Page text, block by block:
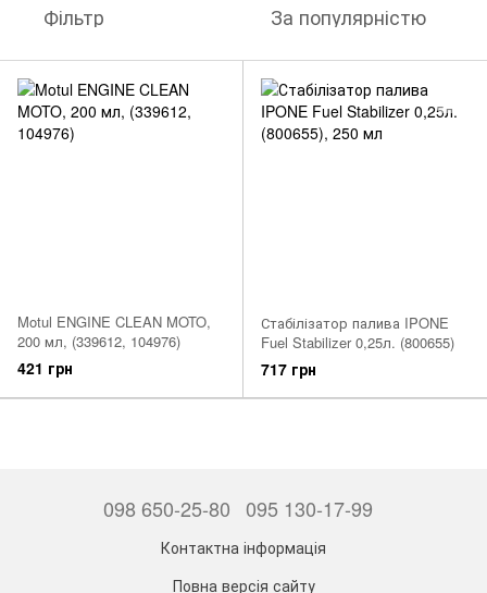
Фільтр За популярністю
Motul ENGINE CLEAN MOTO,
200 мл, (339612, 104976)
421 грн
Стабілізатор палива IPONE
Fuel Stabilizer 0,25л. (800655)
717 грн
098 650-25-80 095 130-17-99
Контактна інформація
Повна версія сайту